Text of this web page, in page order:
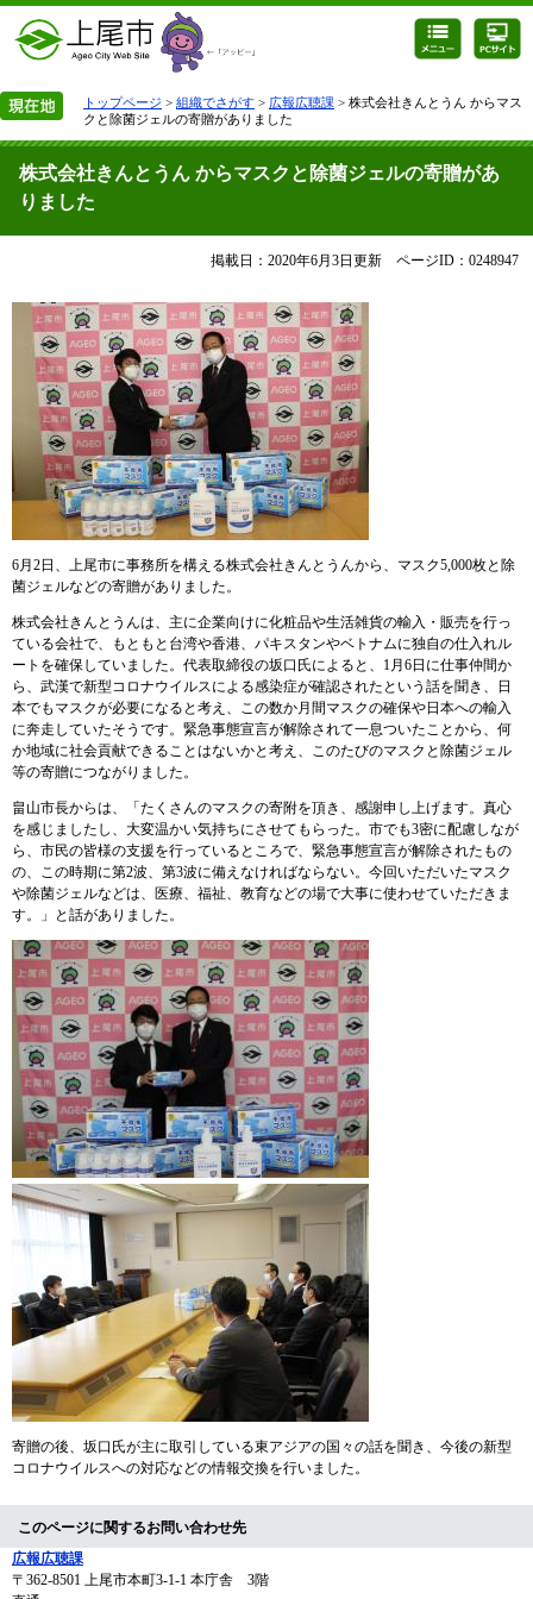
トップページ > 組織でさがす > 広報広聴課 > 株式会社きんとうん からマス
クと除菌ジェルの寄贈がありました
株式会社きんとうん からマスクと除菌ジェルの寄贈があ
りました
掲載日：2020年6月3日更新 ページID：0248947
6月2日、上尾市に事務所を構える株式会社きんとうんから、マスク5,000枚と除
菌ジェルなどの寄贈がありました。
株式会社きんとうんは、主に企業向けに化粧品や生活雑貨の輸入・販売を行っ
ている会社で、もともと台湾や香港、パキスタンやベトナムに独自の仕入れル
ートを確保していました。代表取締役の坂口氏によると、1月6日に仕事仲間か
ら、武漢で新型コロナウイルスによる感染症が確認されたという話を聞き、日
本でもマスクが必要になると考え、この数か月間マスクの確保や日本への輸入
に奔走していたそうです。緊急事態宣言が解除されて一息ついたことから、何
か地域に社会貢献できることはないかと考え、このたびのマスクと除菌ジェル
等の寄贈につながりました。
畠山市長からは、「たくさんのマスクの寄附を頂き、感謝申し上げます。真心
を感じましたし、大変温かい気持ちにさせてもらった。市でも3密に配慮しなが
ら、市民の皆様の支援を行っているところで、緊急事態宣言が解除されたもの
の、この時期に第2波、第3波に備えなければならない。今回いただいたマスク
や除菌ジェルなどは、医療、福祉、教育などの場で大事に使わせていただきま
す。」と話がありました。
寄贈の後、坂口氏が主に取引している東アジアの国々の話を聞き、今後の新型
コロナウイルスへの対応などの情報交換を行いました。
このページに関するお問い合わせ先
広報広聴課
〒362-8501
上尾市本町3-1-1 本庁舎 3階